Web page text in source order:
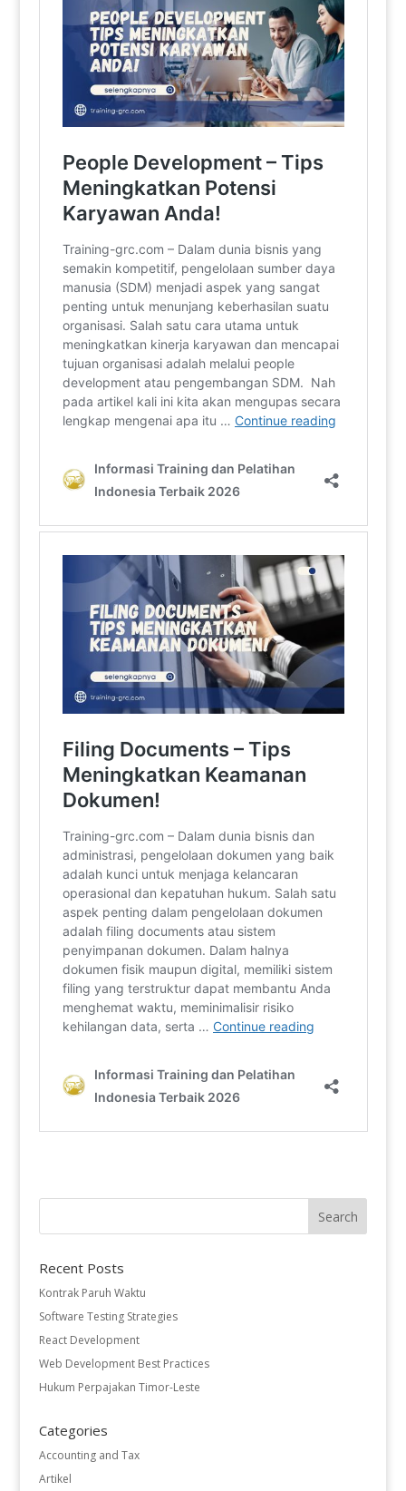
Recent Posts
Kontrak Paruh Waktu
Software Testing Strategies
React Development
Web Development Best Practices
Hukum Perpajakan Timor-Leste
Categories
Accounting and Tax
Artikel